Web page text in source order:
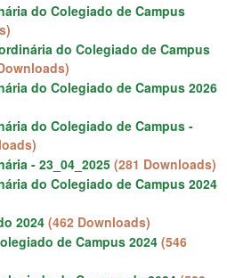
do Colegiado de Campus
do Colegiado de Campus
do Colegiado de Campus 2026
do Colegiado de Campus -
- 23_04_2025 (281 Downloads)
do Colegiado de Campus 2024
2024 (462 Downloads)
de Campus 2024 (546